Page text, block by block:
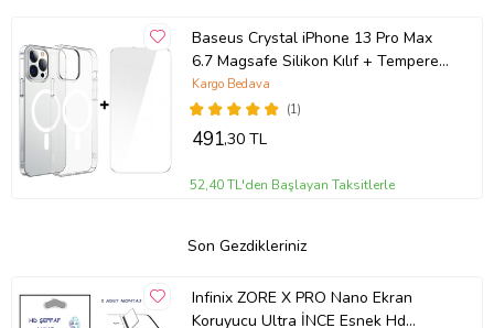
Baseus Crystal iPhone 13 Pro Max
6.7 Magsafe Silikon Kılıf + Tempered
Ekran Koruyucu Set (Şeffaf)
(1)
Kargo Bedava
491,30 TL
52,40 TL'den Başlayan Taksitlerle
Son Gezdikleriniz
Infinix ZORE X PRO Nano Ekran
Koruyucu Ultra İNCE Esnek Hd